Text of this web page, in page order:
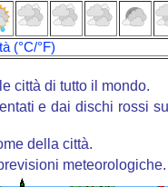
(°C/°F)
città di tutto il mondo.
e dai dischi rossi
della città.
meteorologiche.